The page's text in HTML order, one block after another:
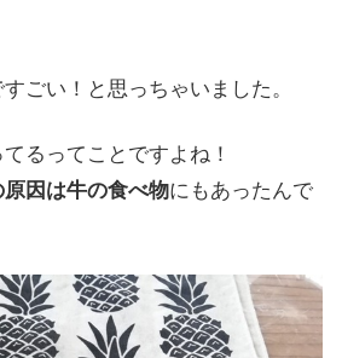
ごい！と思っちゃいました。
るってことですよね！
因は牛の食べ物にもあったんで